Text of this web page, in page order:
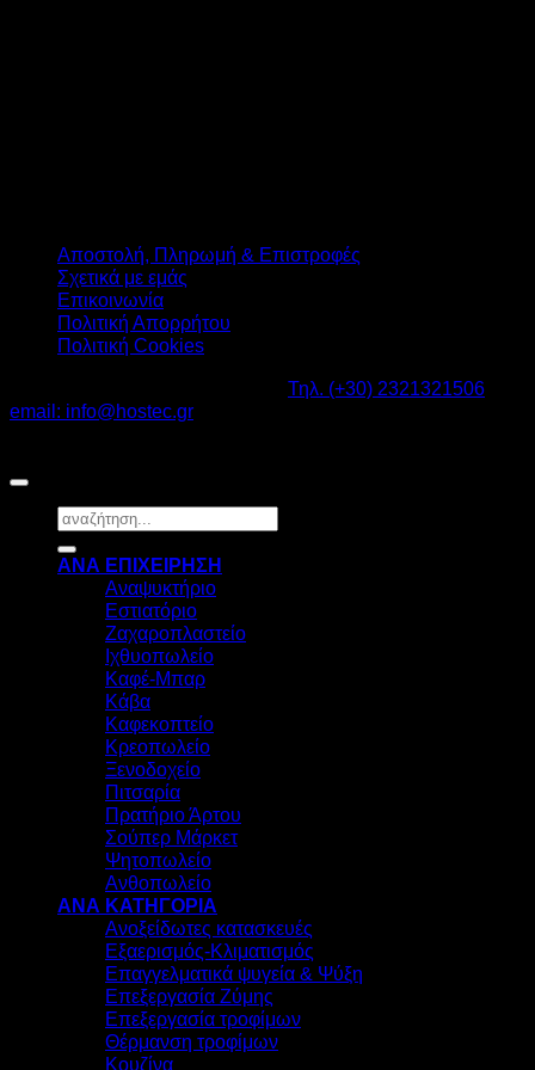
Αποστολή, Πληρωμή & Επιστροφές
Σχετικά με εμάς
Επικοινωνία
Πολιτική Απορρήτου
Πολιτική Cookies
Τηλ. (+30) 2321321506
email: info@hostec.gr
Αναζήτηση
για:
ΑΝΑ ΕΠΙΧΕΙΡΗΣΗ
Αναψυκτήριο
Εστιατόριο
Ζαχαροπλαστείο
Ιχθυοπωλείο
Καφέ-Μπαρ
Κάβα
Καφεκοπτείο
Κρεοπωλείο
Ξενοδοχείο
Πιτσαρία
Πρατήριο Άρτου
Σούπερ Μάρκετ
Ψητοπωλείο
Ανθοπωλείο
ΑΝΑ ΚΑΤΗΓΟΡΙΑ
Ανοξείδωτες κατασκευές
Εξαερισμός-Κλιματισμός
Επαγγελματικά ψυγεία & Ψύξη
Επεξεργασία Ζύμης
Επεξεργασία τροφίμων
Θέρμανση τροφίμων
Κουζίνα